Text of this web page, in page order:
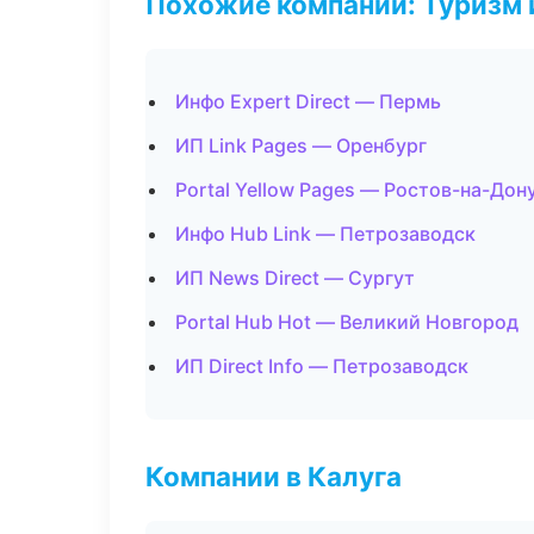
Инфо Expert Direct — Пермь
ИП Link Pages — Оренбург
Portal Yellow Pages — Ростов-на-
Инфо Hub Link — Петрозаводск
ИП News Direct — Сургут
Portal Hub Hot — Великий Новгород
ИП Direct Info — Петрозаводск
Компании в Калуга